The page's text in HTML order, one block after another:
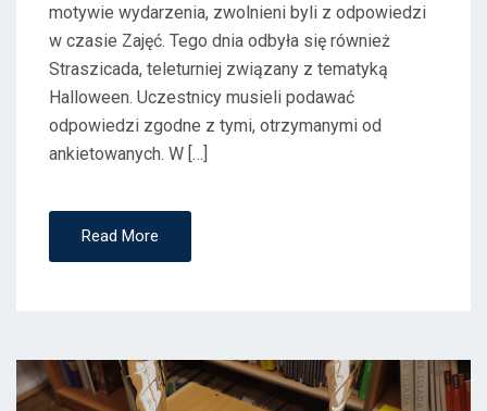
motywie wydarzenia, zwolnieni byli z odpowiedzi
w czasie Zajęć. Tego dnia odbyła się również
Straszicada, teleturniej związany z tematyką
Halloween. Uczestnicy musieli podawać
odpowiedzi zgodne z tymi, otrzymanymi od
ankietowanych. W […]
Read More